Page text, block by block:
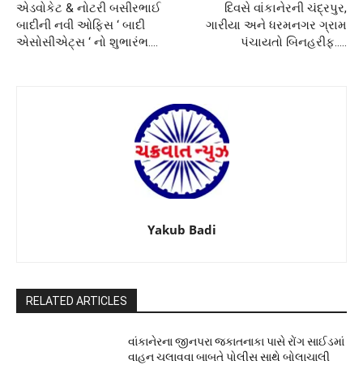
એડવોકેટ & નોટરી બસીરભાઈ
બાદીની નવી ઓફિસ ‘ બાદી
એસોસીએટ્સ ‘ નો શુભારંભ….
દિવસે વાંકાનેરની ચંદ્રપુર,
ગારીયા અને ધરમનગર ગ્રામ
પંચાયતો બિનહરીફ…..
Yakub Badi
RELATED ARTICLES
વાંકાનેરના જીનપરા જકાતનાકા પાસે રોંગ સાઈડમાં
વાહન ચલાવવા બાબતે પોલીસ સાથે બોલાચાલી